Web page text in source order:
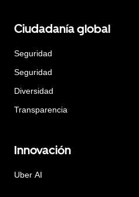
Ciudadanía global
Seguridad
Seguridad
Diversidad
Transparencia
Innovación
Uber AI